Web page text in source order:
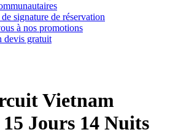
signature de réservation
à nos promotions
devis gratuit
Vietnam
Jours 14 Nuits